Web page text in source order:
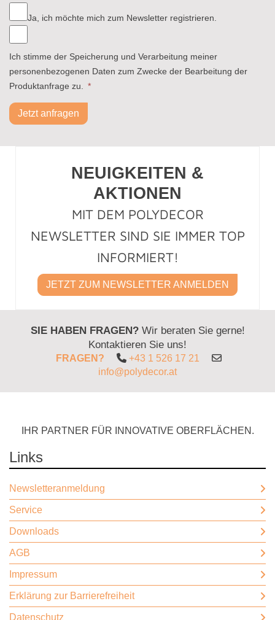
Ja, ich möchte mich zum Newsletter registrieren.
Ich stimme der Speicherung und Verarbeitung meiner
personenbezogenen Daten zum Zwecke der Bearbeitung der
Produktanfrage zu.
*
Jetzt anfragen
NEUIGKEITEN &
AKTIONEN
MIT DEM POLYDECOR
NEWSLETTER SIND SIE IMMER TOP
INFORMIERT!
JETZT ZUM NEWSLETTER ANMELDEN
SIE HABEN FRAGEN?Wir beraten Sie gerne!
Kontaktieren Sie uns!
FRAGEN?
+43 1 526 17 21
info@polydecor.at
IHR PARTNER FÜR INNOVATIVE OBERFLÄCHEN.
Links
Newsletteranmeldung
Service
Downloads
AGB
Impressum
Erklärung zur Barrierefreiheit
Datenschutz